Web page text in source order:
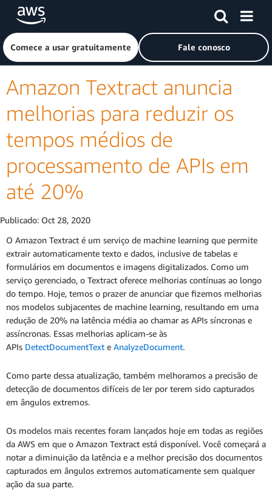
Pular para o conteúdo principal
Clique aqui para voltar à página inicial da Amazon Web
Comece a usar gratuitamente Fale conosco
Amazon Textract anuncia
melhorias para reduzir os
tempos médios de
processamento de APIs em
até 20%
Publicado: Oct 28, 2020
O Amazon Textract é um serviço de machine learning que permite
extrair automaticamente texto e dados, inclusive de tabelas e
formulários em documentos e imagens digitalizados. Como um
serviço gerenciado, o Textract oferece melhorias contínuas ao longo
do tempo. Hoje, temos o prazer de anunciar que fizemos melhorias
nos modelos subjacentes de machine learning, resultando em uma
redução de 20% na latência média ao chamar as APIs síncronas e
assíncronas. Essas melhorias aplicam-se às
APIs DetectDocumentText e AnalyzeDocument.
Como parte dessa atualização, também melhoramos a precisão de
detecção de documentos difíceis de ler por terem sido capturados
em ângulos extremos.
Os modelos mais recentes foram lançados hoje em todas as regiões
da AWS em que o Amazon Textract está disponível. Você começará a
notar a diminuição da latência e a melhor precisão dos documentos
capturados em ângulos extremos automaticamente sem qualquer
ação da sua parte.